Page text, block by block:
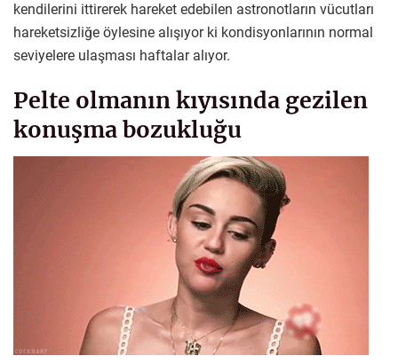
kendilerini ittirerek hareket edebilen astronotların vücutları
hareketsizliğe öylesine alışıyor ki kondisyonlarının normal
seviyelere ulaşması haftalar alıyor.
Pelte olmanın kıyısında gezilen
konuşma bozukluğu